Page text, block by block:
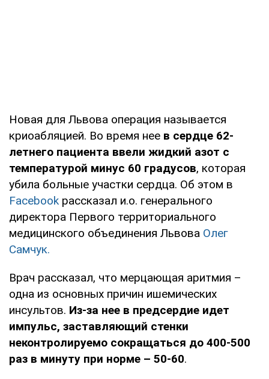
Новая для Львова операция называется
криоабляцией. Во время нее в сердце 62-
летнего пациента ввели жидкий азот с
температурой минус 60 градусов, которая
убила больные участки сердца. Об этом в
Facebook рассказал и.о. генерального
директора Первого территориального
медицинского объединения Львова Олег
Самчук.
Врач рассказал, что мерцающая аритмия –
одна из основных причин ишемических
инсультов. Из-за нее в предсердие идет
импульс, заставляющий стенки
неконтролируемо сокращаться до 400-500
раз в минуту при норме – 50-60.